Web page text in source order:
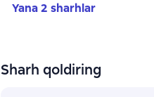
Yana 2 sharhlar
Sharh qoldiring